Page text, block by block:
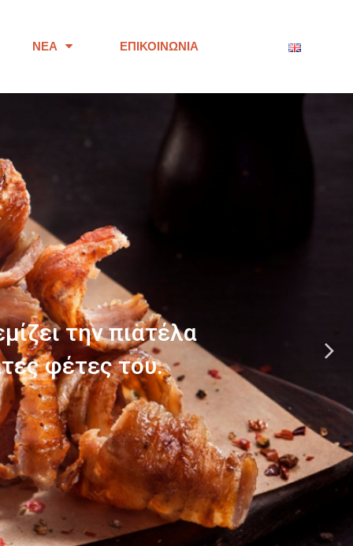
ΝΈΑ ΕΠΙΚΟΙΝΩΝΊΑ